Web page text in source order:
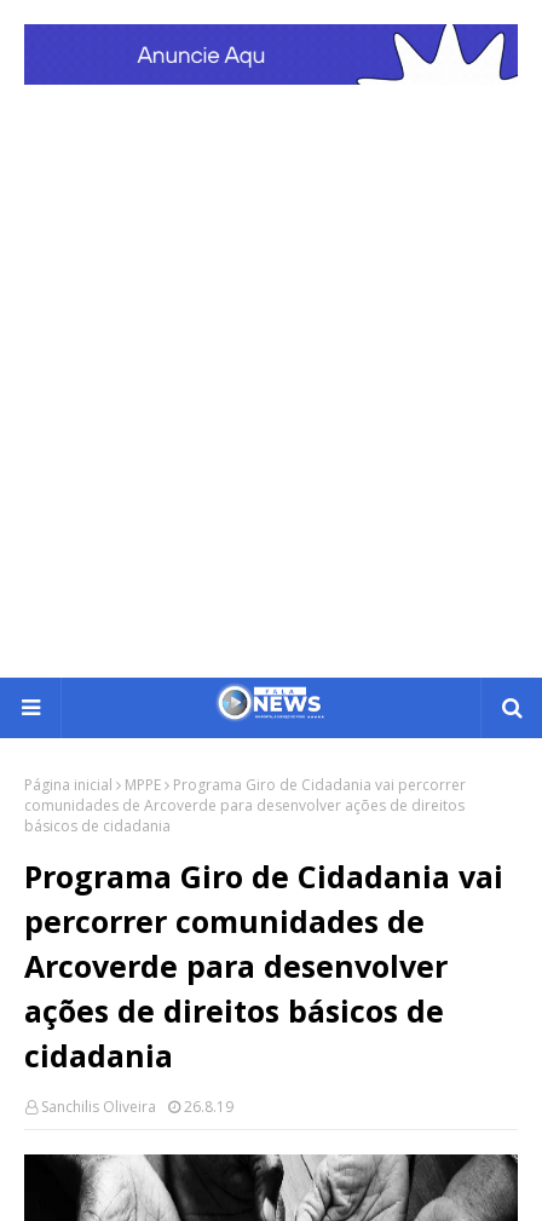
Página inicial MPPE
Programa Giro de Cidadania vai percorrer
comunidades de Arcoverde para desenvolver ações de direitos
básicos de cidadania
Programa Giro de Cidadania vai
percorrer comunidades de
Arcoverde para desenvolver
ações de direitos básicos de
cidadania
Sanchilis Oliveira 26.8.19